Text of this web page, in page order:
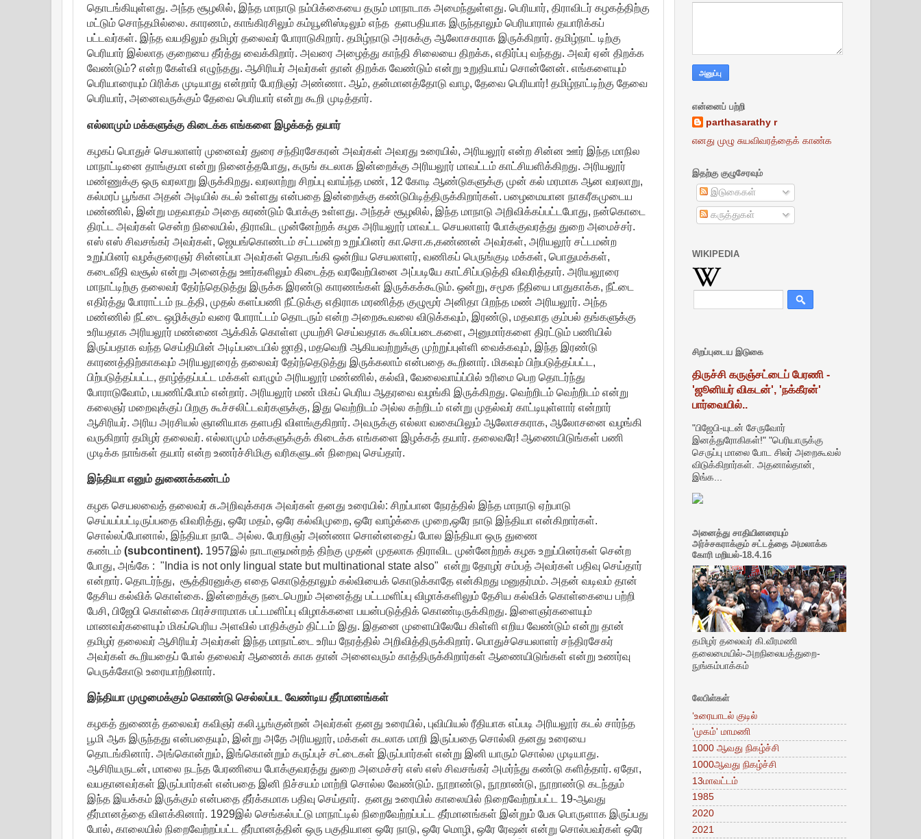
தொடங்கியுள்ளது. அந்த சூழலில், இந்த மாநாடு நம்பிக்கையை தரும் மாநாடாக அமைந்துள்ளது. பெரியார், திராவிடர் கழகத்திற்கு
மட்டும் சொந்தமில்லை. காரணம், காங்கிரசிலும் கம்யூனிஸ்டிலும் எந்த தளபதியாக இருந்தாலும் பெரியாரால் தயாரிக்கப்
பட்டவர்கள். இந்த வயதிலும் தமிழர் தலைவர் போராடுகிறார். தமிழ்நாடு அரசுக்கு ஆலோசகராக இருக்கிறார். தமிழ்நாட் டிற்கு
பெரியார் இல்லாத குறையை தீர்த்து வைக்கிறார். அவரை அழைத்து காந்தி சிலையை திறக்க, எதிர்ப்பு வந்தது. அவர் ஏன் திறக்க
வேண்டும்? என்ற கேள்வி எழுந்தது. ஆசிரியர் அவர்கள் தான் திறக்க வேண்டும் என்று உறுதியாய் சொன்னேன். எங்களையும்
பெரியாரையும் பிரிக்க முடியாது என்றார் பேரறிஞர் அண்ணா. ஆம், தன்மானத்தோடு வாழ, தேவை பெரியார்! தமிழ்நாட்டிற்கு தேவை
பெரியார், அனைவருக்கும் தேவை பெரியார் என்று கூறி முடித்தார்.
எல்லாமும் மக்களுக்கு கிடைக்க எங்களை இழக்கத் தயார்
கழகப் பொதுச் செயலாளர் முனைவர் துரை சந்திரசேகரன் அவர்கள் அவரது உரையில், அரியலூர் என்ற சின்ன ஊர் இந்த மாநில
மாநாட்டினை தாங்குமா என்று நினைத்தபோது, கருங் கடலாக இன்றைக்கு அரியலூர் மாவட்டம் காட்சியளிக்கிறது. அரியலூர்
மண்ணுக்கு ஒரு வரலாறு இருக்கிறது. வரலாற்று சிறப்பு வாய்ந்த மண், 12 கோடி ஆண்டுகளுக்கு முன் கல் மரமாக ஆன வரலாறு,
கல்மரப் பூங்கா அதன் அடியில் கடல் உள்ளது என்பதை இன்றைக்கு கண்டுபிடித்திருக்கிறார்கள். பழைமையான நாகரீகமுடைய
மண்ணில், இன்று மதவாதம் அதை சுரண்டும் போக்கு உள்ளது. அந்தச் சூழலில், இந்த மாநாடு அறிவிக்கப்பட்டபோது, நன்கொடை
திரட்ட அவர்கள் சென்ற நிலையில், திராவிட முன்னேற்றக் கழக அரியலூர் மாவட்ட செயலாளர் போக்குவரத்து துறை அமைச்சர்.
எஸ் எஸ் சிவசங்கர் அவர்கள், ஜெயங்கொண்டம் சட்டமன்ற உறுப்பினர் கா.சொ.க,கண்ணன் அவர்கள், அரியலூர் சட்டமன்ற
உறுப்பினர் வழக்குரைஞர் சின்னப்பா அவர்கள் தொடங்கி ஒன்றிய செயலாளர், வணிகப் பெருங்குடி மக்கள், பொதுமக்கள்,
கடைவீதி வசூல் என்று அனைத்து ஊர்களிலும் கிடைத்த வரவேற்பினை அப்படியே காட்சிப்படுத்தி விவரித்தார். அரியலூரை
மாநாட்டிற்கு தலைவர் தேர்ந்தெடுத்து இருக்க இரண்டு காரணங்கள் இருக்கக்கூடும். ஒன்று, சமூக நீதியை பாதுகாக்க, நீட்டை
எதிர்த்து போராட்டம் நடத்தி, முதல் களப்பணி நீட்டுக்கு எதிராக மரணித்த குழுமூர் அனிதா பிறந்த மண் அரியலூர். அந்த
மண்ணில் நீட்டை ஒழிக்கும் வரை போராட்டம் தொடரும் என்ற அறைகூவலை விடுக்கவும், இரண்டு, மதவாத கும்பல் தங்களுக்கு
உரியதாக அரியலூர் மண்ணை ஆக்கிக் கொள்ள முயற்சி செய்வதாக கூலிப்படைகளை, அனுமார்களை திரட்டும் பணியில்
இருப்பதாக வந்த செய்தியின் அடிப்படையில் ஜாதி, மதவெறி ஆகியவற்றுக்கு முற்றுப்புள்ளி வைக்கவும், இந்த இரண்டு
காரணத்திற்காகவும் அரியலூரைத் தலைவர் தேர்ந்தெடுத்து இருக்கலாம் என்பதை கூறினார். மிகவும் பிற்படுத்தப்பட்ட,
பிற்படுத்தப்பட்ட, தாழ்த்தப்பட்ட மக்கள் வாழும் அரியலூர் மண்ணில், கல்வி, வேலைவாய்ப்பில் உரிமை பெற தொடர்ந்து
போராடுவோம், பயணிப்போம் என்றார். அரியலூர் மண் மிகப் பெரிய ஆதரவை வழங்கி இருக்கிறது. வெற்றிடம் வெற்றிடம் என்று
கலைஞர் மறைவுக்குப் பிறகு கூச்சலிட்டவர்களுக்கு, இது வெற்றிடம் அல்ல கற்றிடம் என்று முதல்வர் காட்டியுள்ளார் என்றார்
ஆசிரியர். அரிய அரசியல் ஞானியாக தளபதி விளங்குகிறார். அவருக்கு எல்லா வகையிலும் ஆலோசகராக, ஆலோசனை வழங்கி
வருகிறார் தமிழர் தலைவர். எல்லாமும் மக்களுக்குக் கிடைக்க எங்களை இழக்கத் தயார். தலைவரே! ஆணையிடுங்கள் பணி
முடிக்க நாங்கள் தயார் என்ற உணர்ச்சிமிகு வரிகளுடன் நிறைவு செய்தார்.
இந்தியா எனும் துணைக்கண்டம்
கழக செயலவைத் தலைவர் சு.அறிவுக்கரசு அவர்கள் தனது உரையில்: சிறப்பான நேரத்தில் இந்த மாநாடு ஏற்பாடு
செய்யப்பட்டிருப்பதை விவரித்து, ஒரே மதம், ஒரே கல்விமுறை, ஒரே வாழ்க்கை முறை,ஒரே நாடு இந்தியா என்கிறார்கள்.
சொல்லப்போனால், இந்தியா நாடே அல்ல. பேரறிஞர் அண்ணா சொன்னதைப் போல இந்தியா ஒரு துணை
கண்டம் (subcontinent). 1957இல் நாடாளுமன்றத் திற்கு முதன் முதலாக திராவிட முன்னேற்றக் கழக உறுப்பினர்கள் சென்ற
போது, அங்கே : "India is not only lingual state but multinational state also" என்று தோழர் சம்பத் அவர்கள் பதிவு செய்தார்
என்றார். தொடர்ந்து, சூத்திரனுக்கு எதை கொடுத்தாலும் கல்வியைக் கொடுக்காதே என்கிறது மனுதர்மம். அதன் வடிவம் தான்
தேசிய கல்விக் கொள்கை. இன்றைக்கு நடைபெறும் அனைத்து பட்டமளிப்பு விழாக்களிலும் தேசிய கல்விக் கொள்கையை பற்றி
பேசி, பிஜேபி கொள்கை பிரச்சாரமாக பட்டமளிப்பு விழாக்களை பயன்படுத்திக் கொண்டிருக்கிறது. இளைஞர்களையும்
மாணவர்களையும் மிகப்பெரிய அளவில் பாதிக்கும் திட்டம் இது. இதனை முளையிலேயே கிள்ளி எறிய வேண்டும் என்று தான்
தமிழர் தலைவர் ஆசிரியர் அவர்கள் இந்த மாநாட்டை உரிய நேரத்தில் அறிவித்திருக்கிறார். பொதுச்செயலாளர் சந்திரசேகர்
அவர்கள் கூறியதைப் போல் தலைவர் ஆணைக் காக தான் அனைவரும் காத்திருக்கிறார்கள் ஆணையிடுங்கள் என்று உணர்வு
பெருக்கோடு உரையாற்றினார்.
இந்தியா முழுமைக்கும் கொண்டு செல்லப்பட வேண்டிய தீர்மானங்கள்
கழகத் துணைத் தலைவர் கவிஞர் கலி.பூங்குன்றன் அவர்கள் தனது உரையில், புவியியல் ரீதியாக எப்படி அரியலூர் கடல் சார்ந்த
பூமி ஆக இருந்தது என்பதையும், இன்று அதே அரியலூர், மக்கள் கடலாக மாறி இருப்பதை சொல்லி தனது உரையை
தொடங்கினார். அங்கொன்றும், இங்கொன்றும் கருப்புச் சட்டைகள் இருப்பார்கள் என்று இனி யாரும் சொல்ல முடியாது.
ஆசிரியருடன், மாலை நடந்த பேரணியை போக்குவரத்து துறை அமைச்சர் எஸ் எஸ் சிவசங்கர் அமர்ந்து கண்டு களித்தார். ஏதோ,
வயதானவர்கள் இருப்பார்கள் என்பதை இனி நிச்சயம் மாற்றி சொல்ல வேண்டும். நூறாண்டு, நூறாண்டு, நூறாண்டு கடந்தும்
இந்த இயக்கம் இருக்கும் என்பதை தீர்க்கமாக பதிவு செய்தார். தனது உரையில் காலையில் நிறைவேற்றப்பட்ட 19-ஆவது
தீர்மானத்தை விளக்கினார். 1929இல் செங்கல்பட்டு மாநாட்டில் நிறைவேற்றப்பட்ட தீர்மானங்கள் இன்றும் பேசு பொருளாக இருப்பது
போல், காலையில் நிறைவேற்றப்பட்ட தீர்மானத்தின் ஒரு பகுதியான ஒரே நாடு, ஒரே மொழி, ஒரே ரேஷன் என்று சொல்பவர்கள் ஒரே
என்னைப் பற்றி
parthasarathy r
எனது முழு சுயவிவரத்தைக் காண்க
இதற்கு குழுசேரவும்
இடுகைகள்
கருத்துகள்
WIKIPEDIA
சிறப்புடைய இடுகை
திருச்சி கருஞ்சட்டைப் பேரணி -
'ஜூனியர் விகடன்', 'நக்கீரன்'
பார்வையில்..
"பிஜேபி-யுடன் சேருவோர்
இனத்துரோகிகள்!" "பெரியாருக்கு
செருப்பு மாலை போட சிலர் அறைகூவல்
விடுக்கிறார்கள். அதனால்தான்,
இங்க...
அனைத்து சாதியினரையும்
அர்ச்சகராக்கும் சட்டத்தை அமலாக்க
கோரி மறியல்-18.4.16
தமிழர் தலைவர் கி.வீரமணி
தலைமையில்-அறநிலையத்துறை-
நுங்கம்பாக்கம்
லேபிள்கள்
‘உரையாடல் குடில்
'முகம்' மாமணி
1000 ஆவது நிகழ்ச்சி
1000ஆவது நிகழ்ச்சி
13மாவட்டம்
1985
2020
2021